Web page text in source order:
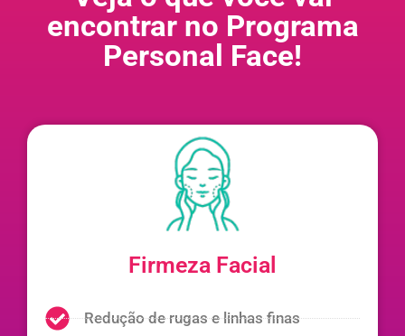
encontrar no Programa
Personal Face!
Firmeza Facial
Redução de rugas e linhas finas